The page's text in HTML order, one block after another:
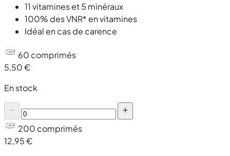
11 vitamines et 5 minéraux
100% des VNR* en vitamines
Idéal en cas de carence
60 comprimés
5,50 €
En stock
200 comprimés
12,95 €